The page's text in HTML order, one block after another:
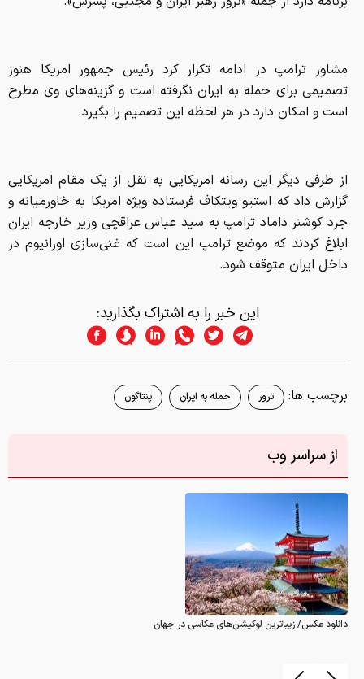
مشاور ترامپ در ادامه تکرار کرد رئیس جمهور امریکا هنوز
تصمیمی برای حمله به ایران نگرفته است و گزینه‌های وی مطرح
است و امکان دارد در هر لحظه این تصمیم را بگیرد.
از طرفی دیگر این رسانه امریکایی به نقل از یک مقام امریکایی
گزارش داد که استیو ویتکاف فرستاده ویژه امریکا به خاورمیانه و
جرد کوشنر داماد ترامپ به سید عباس عراقچی وزیر خارجه ایران
ابلاغ کردند که موضع ترامپ این است که غنی‌سازی اورانیوم در
داخل ایران متوقف شود.
این خبر را به اشتراک بگذارید:
برچسب ها: ترور حمله به ایران پنتاگون
از سراسر وب
دانلود عکس/ زیباترین لوکیشن‌های عکاسی در جهان